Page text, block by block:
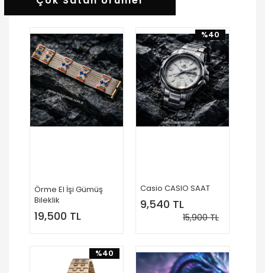
Örme El İşi Gümüş
Bileklik
19,500 TL
%40
Casio CASIO SAAT
9,540 TL
15,900 TL
%40